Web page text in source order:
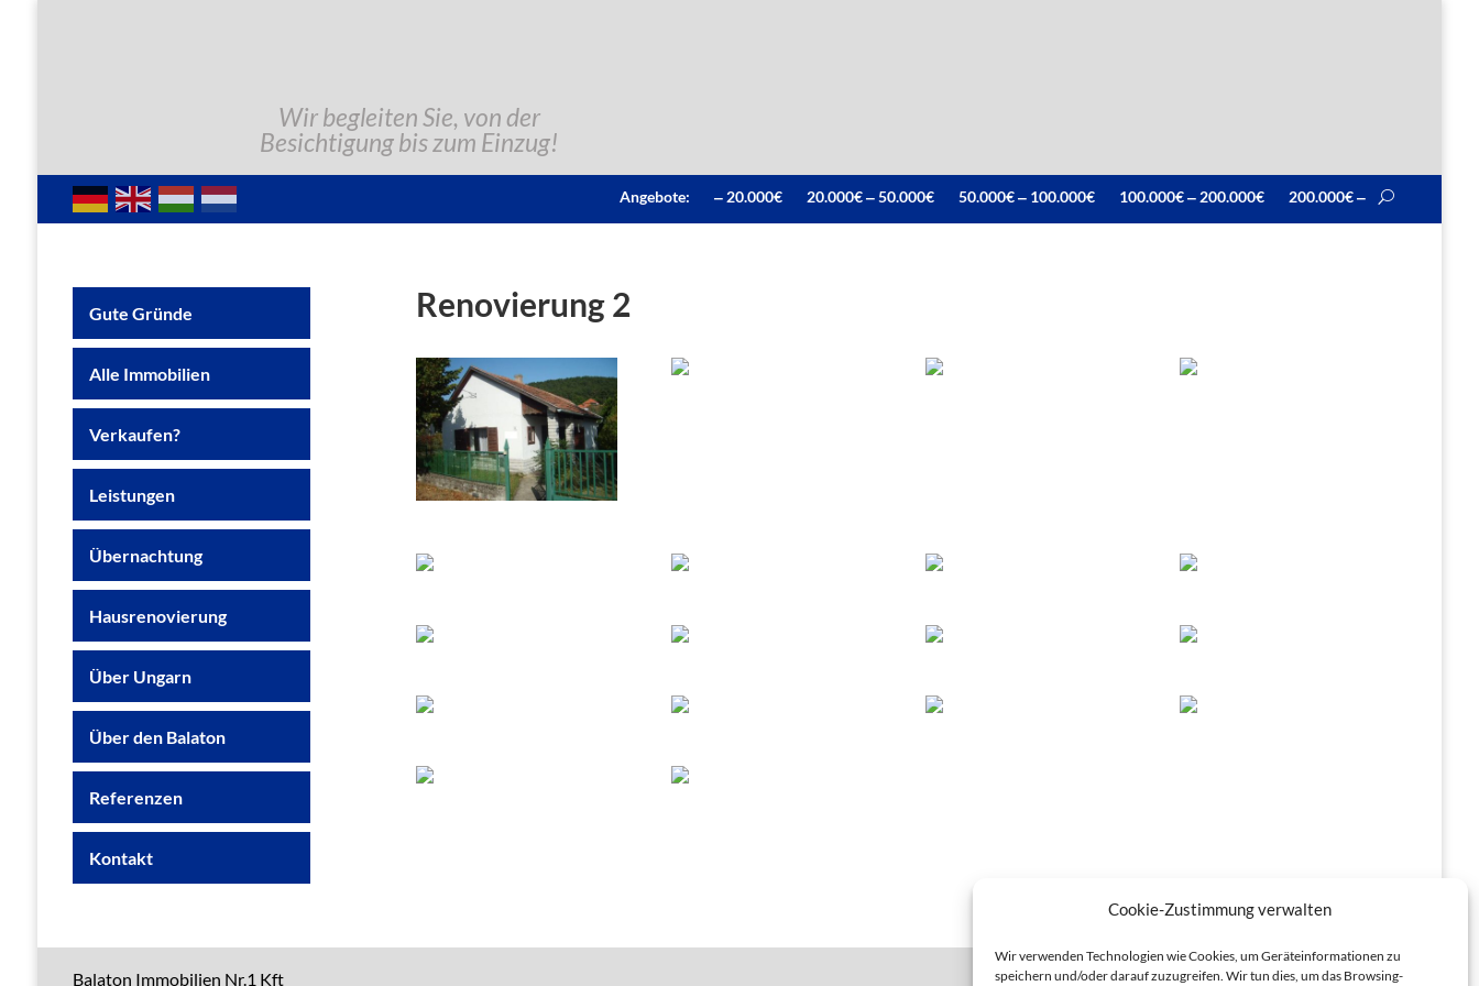
Cookie-Zustimmung verwalten
Wir verwenden Technologien wie Cookies, um Geräteinformationen zu
speichern und/oder darauf zuzugreifen. Wir tun dies, um das Browsing-
Wir begleiten Sie, von der
Besichtigung bis zum Einzug!
Angebote: ‒ 20.000€ 20.000€ ‒ 50.000€ 50.000€ ‒ 100.000€ 100.000€ ‒ 200.000€ 200.000€ ‒
Renovierung 2
Gute Gründe
Alle Immobilien
Verkaufen?
Leistungen
Übernachtung
Hausrenovierung
Über Ungarn
Über den Balaton
Referenzen
Kontakt
Balaton Immobilien Nr.1 Kft